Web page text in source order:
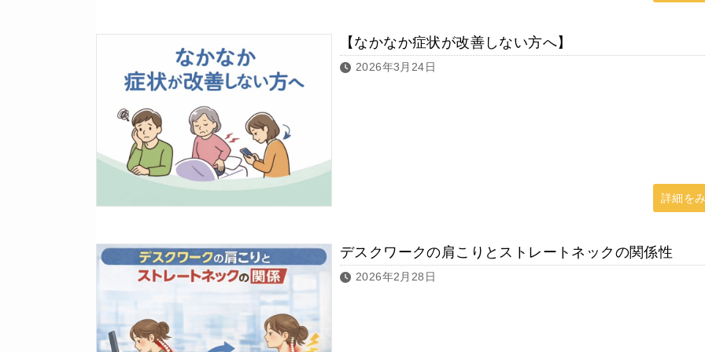
【なかなか症状が改善しない方へ】
2026年3月24日
詳細を
デスクワークの肩こりとストレートネックの関係性
2026年2月28日